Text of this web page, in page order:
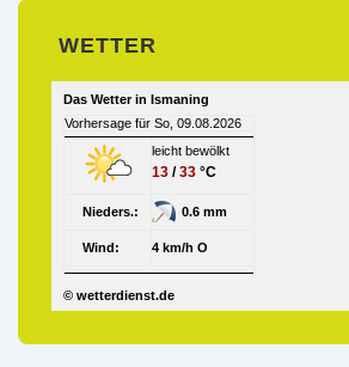
WETTER
Das Wetter in Ismaning
Vorhersage für So, 09.08.2026
leicht bewölkt
13 /33 °C
Nieders.: 0.6 mm
Wind: 4 km/h O
© wetterdienst.de